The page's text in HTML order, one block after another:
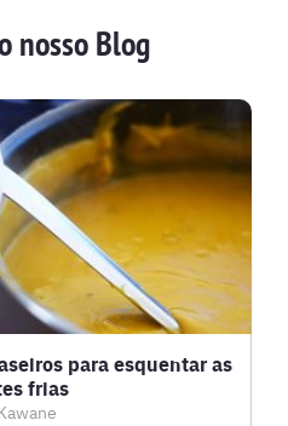
nosso Blog
para esquentar as
frias